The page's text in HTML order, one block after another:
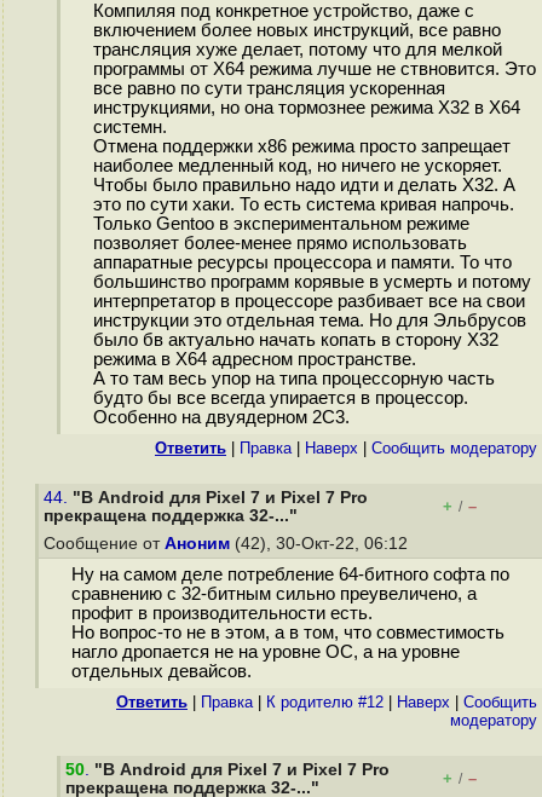
Компиляя под конкретное устройство, даже с
включением более новых инструкций, все равно
трансляция хуже делает, потому что для мелкой
программы от Х64 режима лучше не ствновится. Это
все равно по сути трансляция ускоренная
инструкциями, но она тормознее режима Х32 в Х64
системн.
Отмена поддержки х86 режима просто запрещает
наиболее медленный код, но ничего не ускоряет.
Чтобы было правильно надо идти и делать Х32. А
это по сути хаки. То есть система кривая напрочь.
Только Gentoo в экспериментальном режиме
позволяет более-менее прямо использовать
аппаратные ресурсы процессора и памяти. То что
большинство программ корявые в усмерть и потому
интерпретатор в процессоре разбивает все на свои
инструкции это отдельная тема. Но для Эльбрусов
было бв актуально начать копать в сторону Х32
режима в Х64 адресном пространстве.
А то там весь упор на типа процессорную часть
будто бы все всегда упирается в процессор.
Особенно на двуядерном 2С3.
Ответить Правка| Наверх Cообщить модератору
44. "В Android для Pixel 7 и Pixel 7 Pro
прекращена поддержка 32-..."
+ / –
Сообщение от Аноним (42), 30-Окт-22, 06:12
Ну на самом деле потребление 64-битного софта по
сравнению с 32-битным сильно преувеличено, а
профит в производительности есть.
Но вопрос-то не в этом, а в том, что совместимость
нагло дропается не на уровне ОС, а на уровне
отдельных девайсов.
Ответить Правка| К родителю #12 Наверх
Cообщить
модератору
50. "В Android для Pixel 7 и Pixel 7 Pro
прекращена поддержка 32-..."
+ / –